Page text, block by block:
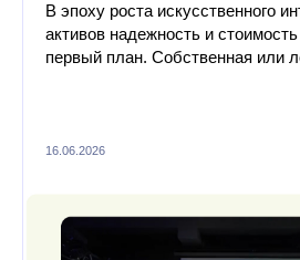
В эпоху роста искусственного
активов надежность и
первый план. Собственная или
16.06.2026